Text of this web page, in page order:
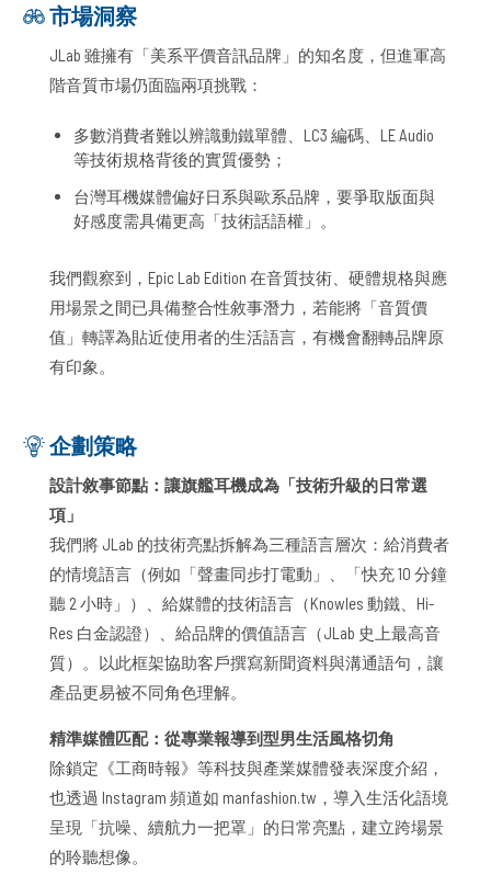
市場洞察
JLab 雖擁有「美系平價音訊品牌」的知名度，但進軍高
階音質市場仍面臨兩項挑戰：
多數消費者難以辨識動鐵單體、LC3 編碼、LE Audio
等技術規格背後的實質優勢；
台灣耳機媒體偏好日系與歐系品牌，要爭取版面與
好感度需具備更高「技術話語權」。
我們觀察到，Epic Lab Edition 在音質技術、硬體規格與應
用場景之間已具備整合性敘事潛力，若能將「音質價
值」轉譯為貼近使用者的生活語言，有機會翻轉品牌原
有印象。
企劃策略
設計敘事節點：讓旗艦耳機成為「技術升級的日常選
項」
我們將 JLab 的技術亮點拆解為三種語言層次：給消費者
的情境語言（例如「聲畫同步打電動」、「快充 10 分鐘
聽 2 小時」）、給媒體的技術語言（Knowles 動鐵、Hi-
Res 白金認證）、給品牌的價值語言（JLab 史上最高音
質）。以此框架協助客戶撰寫新聞資料與溝通語句，讓
產品更易被不同角色理解。
精準媒體匹配：從專業報導到型男生活風格切角
除鎖定《工商時報》等科技與產業媒體發表深度介紹，
也透過 Instagram 頻道如 manfashion.tw，導入生活化語境
呈現「抗噪、續航力一把罩」的日常亮點，建立跨場景
的聆聽想像。